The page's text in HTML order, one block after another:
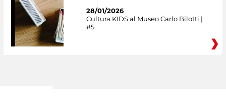
28/01/2026
Cultura KIDS al Museo Carlo Bilotti |
#5